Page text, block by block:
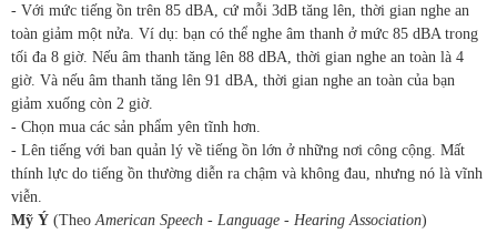
- Với mức tiếng ồn trên 85 dBA, cứ mỗi 3dB tăng lên, thời gian nghe an
toàn giảm một nửa. Ví dụ: bạn có thể nghe âm thanh ở mức 85 dBA trong
tối đa 8 giờ. Nếu âm thanh tăng lên 88 dBA, thời gian nghe an toàn là 4
giờ. Và nếu âm thanh tăng lên 91 dBA, thời gian nghe an toàn của bạn
giảm xuống còn 2 giờ.
- Chọn mua các sản phẩm yên tĩnh hơn.
- Lên tiếng với ban quản lý về tiếng ồn lớn ở những nơi công cộng. Mất
thính lực do tiếng ồn thường diễn ra chậm và không đau, nhưng nó là vĩnh
viễn.
Mỹ Ý (Theo American Speech - Language - Hearing Association)